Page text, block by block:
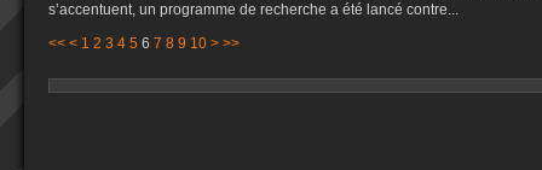
s’accentuent, un programme de recherche a été lancé contre...
<< < 1 2 3 4 5 6 7 8 9 10 > >>